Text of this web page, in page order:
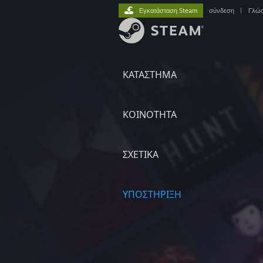
ΚΑΤΑΣΤΗΜΑ
ΚΟΙΝΟΤΗΤΑ
ΣΧΕΤΙΚΆ
ΥΠΟΣΤΗΡΙΞΗ
Εγκατάσταση Steam σύνδεση